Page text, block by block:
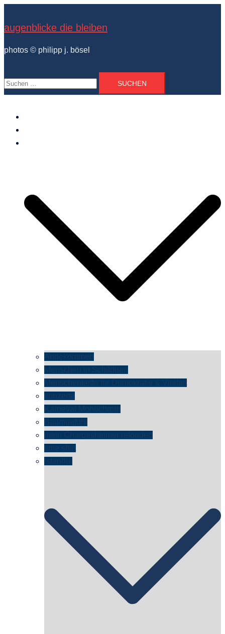
springen
augenblicke die bleiben
photos © philipp j. bösel
Suchen
nach:
Angekommen
Menschen in Schildgen
Menschenkette für Demokratie & Vielfalt
konzerte
Karneval Monochrom
Baumgefühl
mein Chargesheimer reloaded
time shift
Istanbul